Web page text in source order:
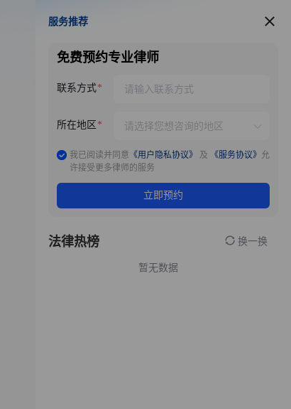
服务推荐
服务推荐
免费预约专业律师
联系方式
所在地区
我已阅读并同意 《用户隐私协议》 及 《服务协议》 允
许接受更多律师的服务
立即预约
法律热榜 换一换
暂无数据